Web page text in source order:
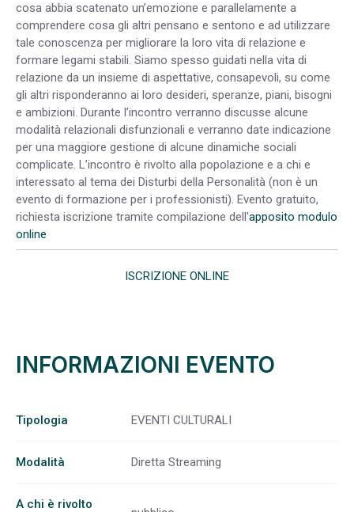
cosa abbia scatenato un’emozione e parallelamente a
comprendere cosa gli altri pensano e sentono e ad utilizzare
tale conoscenza per migliorare la loro vita di relazione e
formare legami stabili. Siamo spesso guidati nella vita di
relazione da un insieme di aspettative, consapevoli, su come
gli altri risponderanno ai loro desideri, speranze, piani, bisogni
e ambizioni. Durante l’incontro verranno discusse alcune
modalità relazionali disfunzionali e verranno date indicazione
per una maggiore gestione di alcune dinamiche sociali
complicate. L’incontro è rivolto alla popolazione e a chi e
interessato al tema dei Disturbi della Personalità (non è un
evento di formazione per i professionisti). Evento gratuito,
richiesta iscrizione tramite compilazione dell'apposito modulo
online
ISCRIZIONE ONLINE
INFORMAZIONI EVENTO
Tipologia EVENTI CULTURALI
Modalità Diretta Streaming
A chi è rivolto